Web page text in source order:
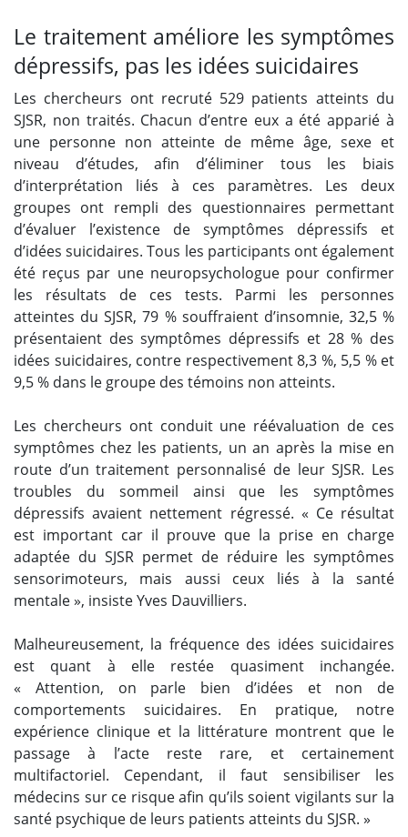
Le traitement améliore les symptômes
dépressifs, pas les idées suicidaires
Les chercheurs ont recruté 529 patients atteints du
SJSR, non traités. Chacun d’entre eux a été apparié à
une personne non atteinte de même âge, sexe et
niveau d’études, afin d’éliminer tous les biais
d’interprétation liés à ces paramètres. Les deux
groupes ont rempli des questionnaires permettant
d’évaluer l’existence de symptômes dépressifs et
d’idées suicidaires. Tous les participants ont également
été reçus par une neuropsychologue pour confirmer
les résultats de ces tests. Parmi les personnes
atteintes du SJSR, 79 % souffraient d’insomnie, 32,5 %
présentaient des symptômes dépressifs et 28 % des
idées suicidaires, contre respectivement 8,3 %, 5,5 % et
9,5 % dans le groupe des témoins non atteints.
Les chercheurs ont conduit une réévaluation de ces
symptômes chez les patients, un an après la mise en
route d’un traitement personnalisé de leur SJSR. Les
troubles du sommeil ainsi que les symptômes
dépressifs avaient nettement régressé. « Ce résultat
est important car il prouve que la prise en charge
adaptée du SJSR permet de réduire les symptômes
sensorimoteurs, mais aussi ceux liés à la santé
mentale », insiste Yves Dauvilliers.
Malheureusement, la fréquence des idées suicidaires
est quant à elle restée quasiment inchangée.
« Attention, on parle bien d’idées et non de
comportements suicidaires. En pratique, notre
expérience clinique et la littérature montrent que le
passage à l’acte reste rare, et certainement
multifactoriel. Cependant, il faut sensibiliser les
médecins sur ce risque afin qu’ils soient vigilants sur la
santé psychique de leurs patients atteints du SJSR. »